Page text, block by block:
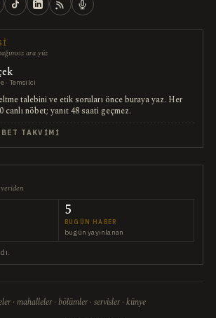
ara yüz
· Temsilci
talebini ve etik soruları önce buraya yaz. Her
canlı nöbet; yanıt 48 saati geçmez.
TAKVIMI
5
BUGÜN HABER
bugün yayınlanan
· mahalleler · bölümler · servisler · künye